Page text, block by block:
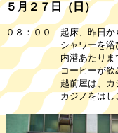
５月２７日（日）
０８：００ 起床、昨日か
シャワーを浴び、ビ
内港あたりまで歩く
コーヒーが飲みたくな
越前屋は、カジノのチ
カジノをはしごする